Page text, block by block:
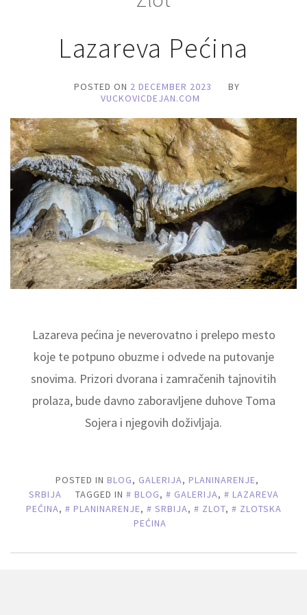
Lazareva Pećina
POSTED ON 2 DECEMBER 2023
BY
VUCKOVICDEJAN.COM
Lazareva pećina je neverovatno i prelepo mesto
koje te potpuno obuzme i odvede na putovanje
snovima. Prizori dvorana i zamračenih tajnovitih
prolaza, bude davno zaboravljene duhove Toma
Sojera i njegovih doživljaja.
POSTED IN BLOG, GALERIJA, PLANINARENJE,
SRBIJA
TAGGED IN BLOG, GALERIJA,
LAZAREVA
PEĆINA, PLANINARENJE, SRBIJA, ZLOT,
ZLOTSKA
PEĆINA